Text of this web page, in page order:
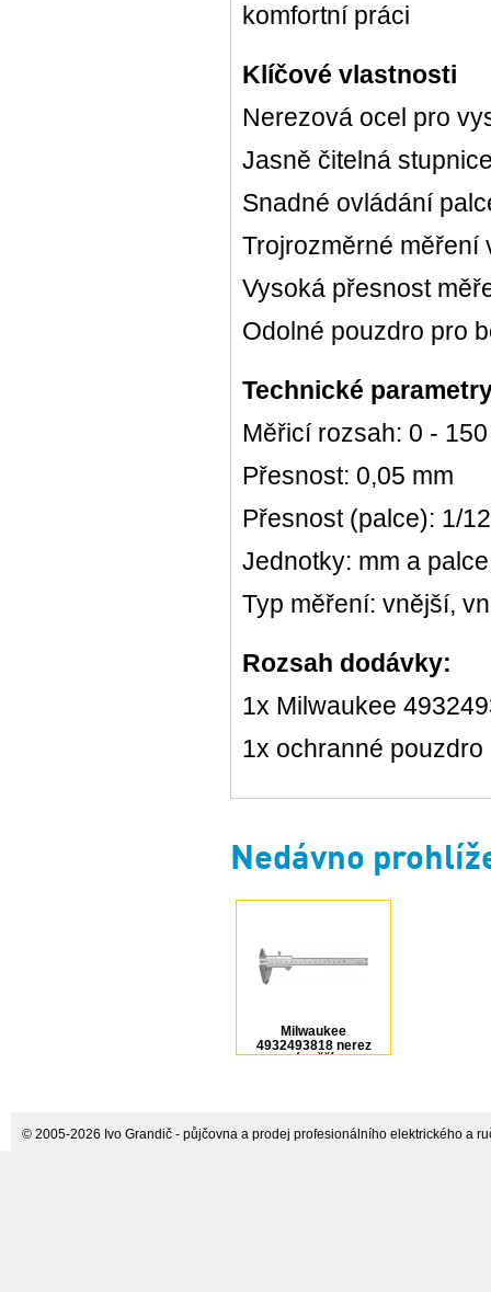
komfortní práci
Klíčové vlastnosti
Nerezová ocel pro
Jasně čitelná
Snadné ovládání
Trojrozměrné měření
Vysoká přesnost
Odolné pouzdro pro
Technické
Měřicí rozsah: 0 -
Přesnost: 0,05 mm
Přesnost (palce): 1/
Jednotky: mm a palce
Typ měření: vnější,
Rozsah dodávky:
1x Milwaukee
1x ochranné pouzdro
Nedávno
Milwaukee
4932493818 nerez
posuvné měřítko 150
© 2005-2026 Ivo Grandič - půjčovna a prodej profesionálního elektrického a